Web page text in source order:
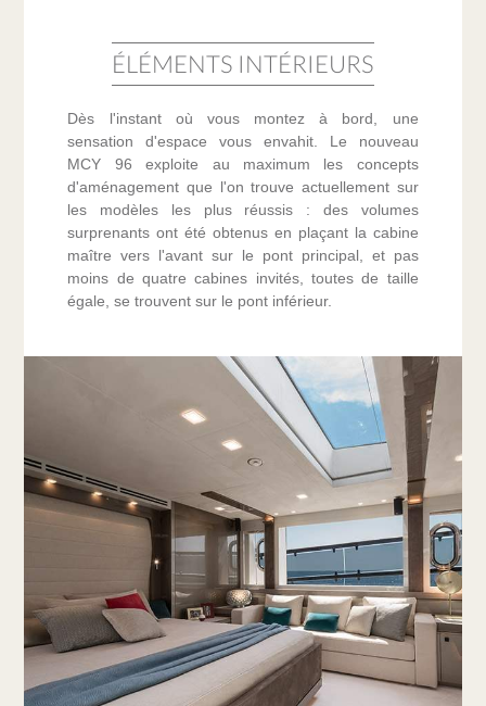
ÉLÉMENTS INTÉRIEURS
Dès l'instant où vous montez à bord, une
sensation d'espace vous envahit. Le nouveau
MCY 96 exploite au maximum les concepts
d'aménagement que l'on trouve actuellement sur
les modèles les plus réussis : des volumes
surprenants ont été obtenus en plaçant la cabine
maître vers l'avant sur le pont principal, et pas
moins de quatre cabines invités, toutes de taille
égale, se trouvent sur le pont inférieur.